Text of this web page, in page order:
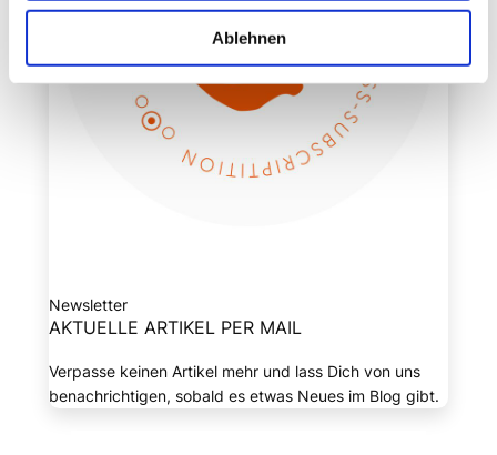
Ablehnen
Newsletter
AKTUELLE ARTIKEL PER MAIL
Verpasse keinen Artikel mehr und lass Dich von uns
benachrichtigen, sobald es etwas Neues im Blog gibt.